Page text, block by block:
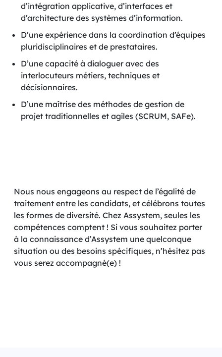
d’intégration applicative, d’interfaces et
d’architecture des systèmes d’information.
D’une expérience dans la coordination d’équipes
pluridisciplinaires et de prestataires.
D’une capacité à dialoguer avec des
interlocuteurs métiers, techniques et
décisionnaires.
D’une maîtrise des méthodes de gestion de
projet traditionnelles et agiles (SCRUM, SAFe).
Nous nous engageons au respect de l’égalité de
traitement entre les candidats, et célébrons toutes
les formes de diversité. Chez Assystem, seules les
compétences comptent ! Si vous souhaitez porter
à la connaissance d’Assystem une quelconque
situation ou des besoins spécifiques, n’hésitez pas
vous serez accompagné(e) !